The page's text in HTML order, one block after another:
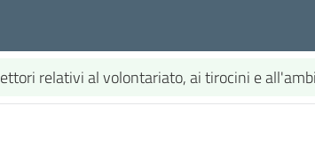
relativi al volontariato, ai tirocini e